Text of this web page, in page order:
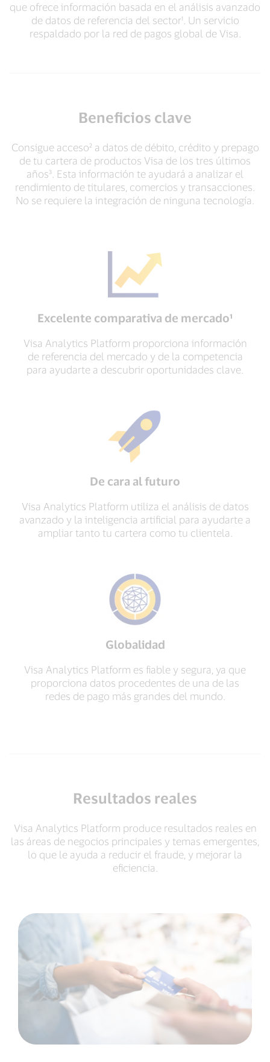
que ofrece información basada en el análisis avanzado
de datos de referencia del sector¹. Un servicio
respaldado por la red de pagos global de Visa.
Beneficios clave
Consigue acceso² a datos de débito, crédito y prepago
de tu cartera de productos Visa de los tres últimos
años³. Esta información te ayudará a analizar el
rendimiento de titulares, comercios y transacciones.
No se requiere la integración de ninguna tecnología.
Excelente comparativa de mercado¹
Visa Analytics Platform proporciona información
de referencia del mercado y de la competencia
para ayudarte a descubrir oportunidades clave.
De cara al futuro
Visa Analytics Platform utiliza el análisis de datos
avanzado y la inteligencia artificial para ayudarte a
ampliar tanto tu cartera como tu clientela.
Globalidad
Visa Analytics Platform es fiable y segura, ya que
proporciona datos procedentes de una de las
redes de pago más grandes del mundo.
Resultados reales
Visa Analytics Platform produce resultados reales en
las áreas de negocios principales y temas emergentes,
lo que le ayuda a reducir el fraude, y mejorar la
eficiencia.